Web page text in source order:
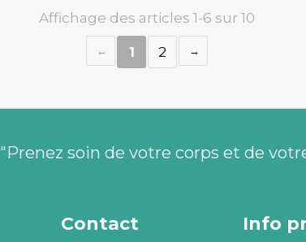
Affichage des articles 1-6 sur 10
1 2
"Prenez soin de votre corps et de
Contact Info